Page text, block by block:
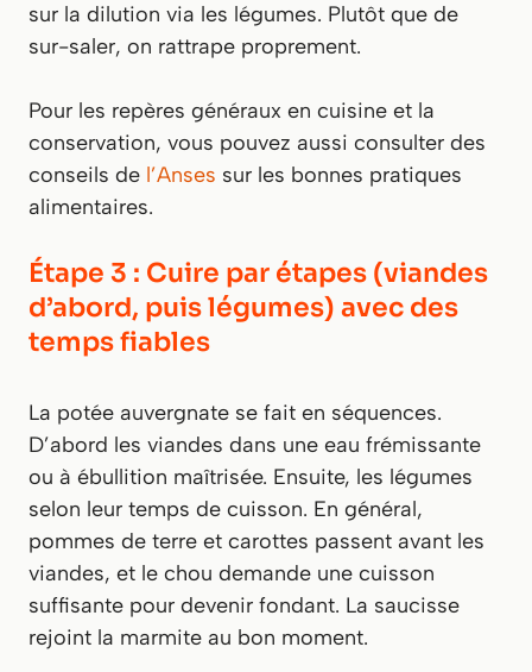
sur la dilution via les légumes. Plutôt que de
sur-saler, on rattrape proprement.
Pour les repères généraux en cuisine et la
conservation, vous pouvez aussi consulter des
conseils de l’Anses sur les bonnes pratiques
alimentaires.
Étape 3 : Cuire par étapes (viandes
d’abord, puis légumes) avec des
temps fiables
La potée auvergnate se fait en séquences.
D’abord les viandes dans une eau frémissante
ou à ébullition maîtrisée. Ensuite, les légumes
selon leur temps de cuisson. En général,
pommes de terre et carottes passent avant les
viandes, et le chou demande une cuisson
suffisante pour devenir fondant. La saucisse
rejoint la marmite au bon moment.